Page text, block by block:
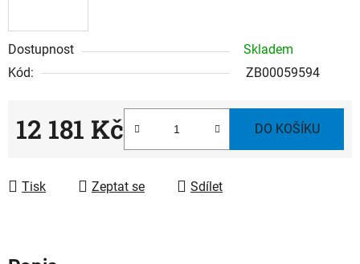
Dostupnost
Skladem
Kód:
ZB00059594
12 181 Kč DO KOŠÍKU
Tisk Zeptat se Sdílet